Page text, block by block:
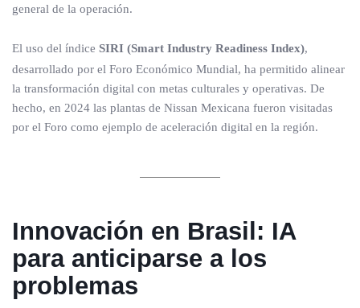
general de la operación.
El uso del índice SIRI (Smart Industry Readiness Index),
desarrollado por el Foro Económico Mundial, ha permitido alinear
la transformación digital con metas culturales y operativas. De
hecho, en 2024 las plantas de Nissan Mexicana fueron visitadas
por el Foro como ejemplo de aceleración digital en la región.
Innovación en Brasil: IA
para anticiparse a los
problemas